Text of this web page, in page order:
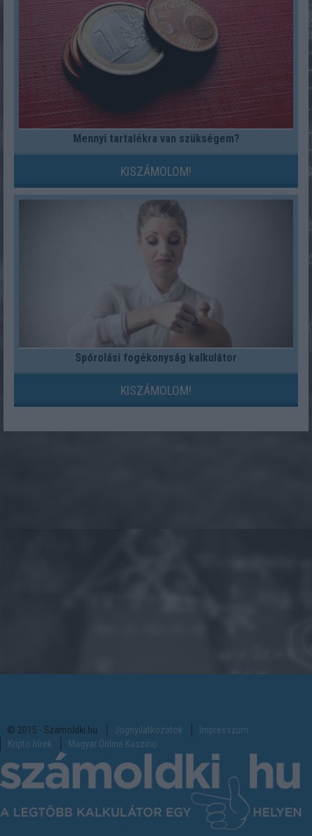
Mennyi tartalékra van szükségem?
KISZÁMOLOM!
Spórolási fogékonyság kalkulátor
KISZÁMOLOM!
© 2015 - Szamoldki.hu Jognyilatkozatok
Impresszum
Kripto hírek
Magyar Online Kaszino